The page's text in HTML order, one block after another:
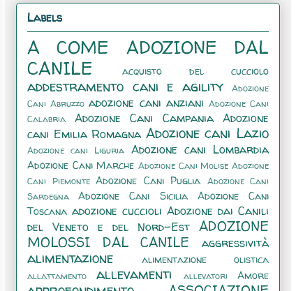
Labels
A COME ADOZIONE DAL
CANILE
acquisto del cucciolo
addestramento cani e agility
Adozione
Cani Abruzzo adozione cani anziani Adozione Cani
Calabria
Adozione Cani Campania
Adozione
cani Emilia Romagna Adozione cani Lazio
Adozione cani Liguria Adozione cani Lombardia
Adozione Cani Marche Adozione Cani Molise Adozione
Cani Piemonte Adozione Cani Puglia Adozione Cani
Sardegna
Adozione Cani Sicilia
Adozione Cani
Toscana adozione cuccioli Adozione dai Canili
del Veneto e del Nord-Est ADOZIONE
MOLOSSI DAL CANILE
aggressività
alimentazione alimentazione olistica
allattamento allevamenti allevatori Amore